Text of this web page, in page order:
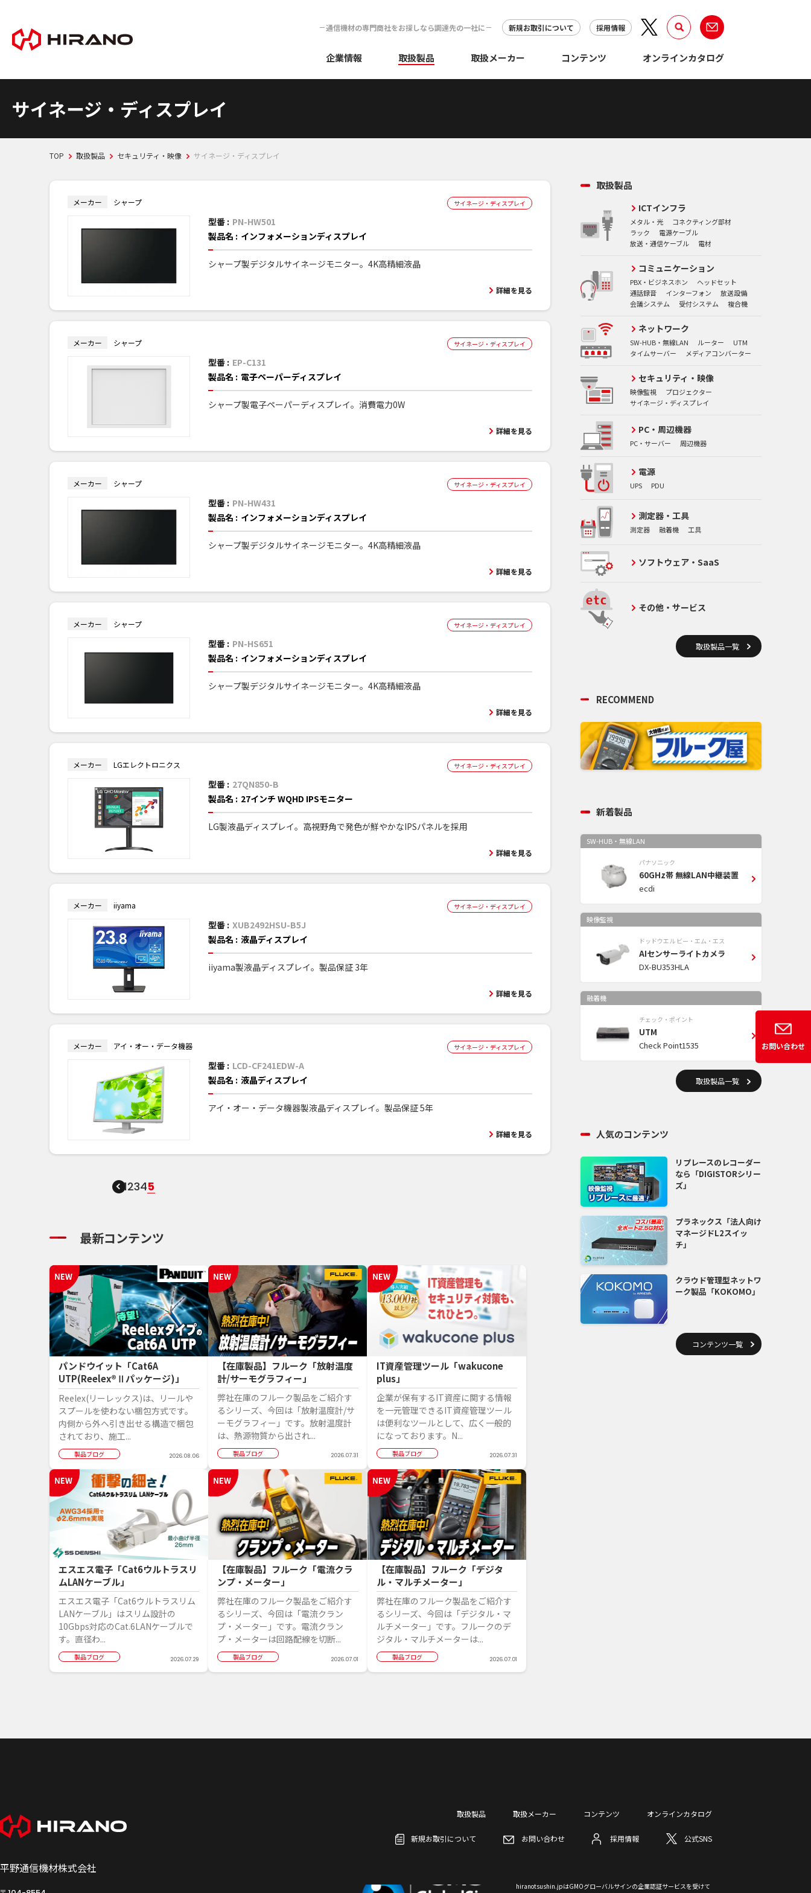
通信機材の専門商社をお探しなら調達先の一社に 新規お取引について 採用情報
企業情報 取扱製品 取扱メーカー コンテンツ オンラインカタログ
サイネージ・ディスプレイ
TOP 取扱製品 セキュリティ・映像 サイネージ・ディスプレイ
お問い合わせ
メーカー シャープ サイネージ・ディスプレイ
型番 : PN-HW501
製品名 : インフォメーションディスプレイ
シャープ製デジタルサイネージモニター。4K高精細液晶
詳細を見る
メーカー シャープ サイネージ・ディスプレイ
型番 : EP-C131
製品名 : 電子ペーパーディスプレイ
シャープ製電子ペーパーディスプレイ。消費電力0W
詳細を見る
メーカー シャープ サイネージ・ディスプレイ
型番 : PN-HW431
製品名 : インフォメーションディスプレイ
シャープ製デジタルサイネージモニター。4K高精細液晶
詳細を見る
メーカー シャープ サイネージ・ディスプレイ
型番 : PN-HS651
製品名 : インフォメーションディスプレイ
シャープ製デジタルサイネージモニター。4K高精細液晶
詳細を見る
メーカー LGエレクトロニクス サイネージ・ディスプレイ
型番 : 27QN850-B
製品名 : 27インチ WQHD IPSモニター
LG製液晶ディスプレイ。高視野角で発色が鮮やかなIPSパネルを採用
詳細を見る
メーカー iiyama サイネージ・ディスプレイ
型番 : XUB2492HSU-B5J
製品名 : 液晶ディスプレイ
iiyama製液晶ディスプレイ。製品保証 3年
詳細を見る
メーカー アイ・オー・データ機器 サイネージ・ディスプレイ
型番 : LCD-CF241EDW-A
製品名 : 液晶ディスプレイ
アイ・オー・データ機器製液晶ディスプレイ。製品保証 5年
詳細を見る
12345
最新コンテンツ
パンドウイット「Cat6A
UTP(Reelex®Ⅱパッケージ)」
Reelex(リーレックス)は、リールや
スプールを使わない梱包方式です。
内側から外へ引き出せる構造で梱包
されており、施工...
製品ブログ 2026.08.06
【在庫製品】フルーク「放射温度
計/サーモグラフィー」
弊社在庫のフルーク製品をご紹介す
るシリーズ、今回は「放射温度計/サ
ーモグラフィー」です。放射温度計
は、熱源物質から出され...
製品ブログ 2026.07.31
IT資産管理ツール「wakucone
plus」
企業が保有するIT資産に関する情報
を一元管理できるIT資産管理ツール
は便利なツールとして、広く一般的
になっております。N...
製品ブログ 2026.07.31
エスエス電子「Cat6ウルトラスリ
ムLANケーブル」
エスエス電子「Cat6ウルトラスリム
LANケーブル」はスリム設計の
10Gbps対応のCat.6LANケーブルで
す。直径わ...
製品ブログ 2026.07.29
【在庫製品】フルーク「電流クラ
ンプ・メーター」
弊社在庫のフルーク製品をご紹介す
るシリーズ、今回は「電流クラン
プ・メーター」です。電流クラン
プ・メーターは回路配線を切断...
製品ブログ 2026.07.01
【在庫製品】フルーク「デジタ
ル・マルチメーター」
弊社在庫のフルーク製品をご紹介す
るシリーズ、今回は「デジタル・マ
ルチメーター」です。フルークのデ
ジタル・マルチメーターは...
製品ブログ 2026.07.01
取扱製品
ICTインフラ
メタル・光
コネクティング部材
ラック
電源ケーブル
放送・通信ケーブル
電材
コミュニケーション
PBX・ビジネスホン
ヘッドセット
通話録音
インターフォン
放送設備
会議システム
受付システム 複合機
ネットワーク
SW-HUB・無線LAN ルーター
UTM
タイムサーバー
メディアコンバーター
セキュリティ・映像
映像監視
プロジェクター
サイネージ・ディスプレイ
PC・周辺機器
PC・サーバー 周辺機器
電源
UPS PDU
測定器・工具
測定器 融着機 工具
ソフトウェア・SaaS
その他・サービス
取扱製品一覧
RECOMMEND
新着製品
SW-HUB・無線LAN
パナソニック
60GHz帯 無線LAN中継装置
ecdi
映像監視
ドッドウエル ビー・エム・エス
AIセンサーライトカメラ
DX-BU353HLA
融着機
チェック・ポイント
UTM
Check Point1535
取扱製品一覧
人気のコンテンツ
リプレースのレコーダー
なら「DIGISTORシリー
ズ」
プラネックス「法人向け
マネージドL2スイッ
チ」
クラウド管理型ネットワ
ーク製品「KOKOMO」
コンテンツ一覧
平野通信機材株式会社
取扱製品 取扱メーカー コンテンツ オンラインカタログ
新規お取引について お問い合わせ 採用情報 公式SNS
hiranotsushin.jpはGMOグローバルサインの企業認証サービスを受けて